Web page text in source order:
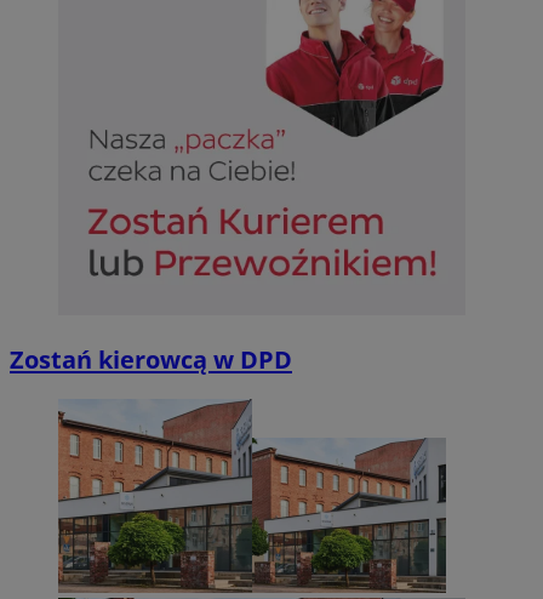
Zostań kierowcą w DPD